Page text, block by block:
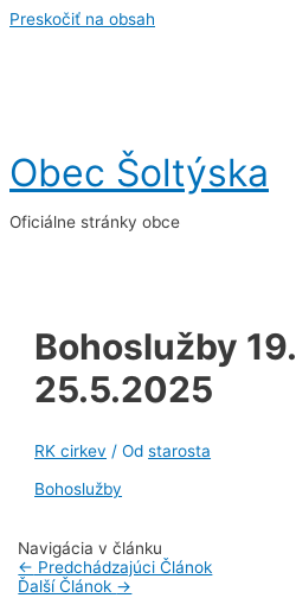
Preskočiť na obsah
Obec Šoltýska
Oficiálne stránky obce
Bohoslužby
25.5.2025
RK cirkev / Od starosta
Bohoslužby
Navigácia v článku
← Predchádzajúci Článok
Ďalší Článok →